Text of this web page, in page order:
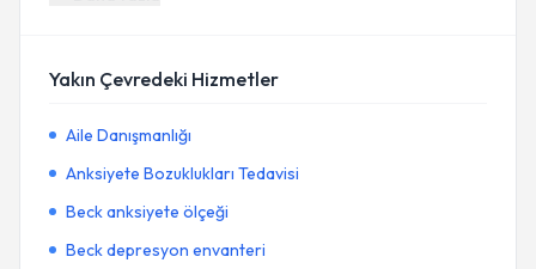
Yakın Çevredeki Hizmetler
Aile Danışmanlığı
Anksiyete Bozuklukları Tedavisi
Beck anksiyete ölçeği
Beck depresyon envanteri